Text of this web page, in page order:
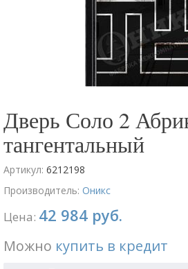
Дверь Соло 2
тангентальный
Артикул: 6212198
Производитель: Оникс
Цена: 42 984 руб.
Можно купить в кредит